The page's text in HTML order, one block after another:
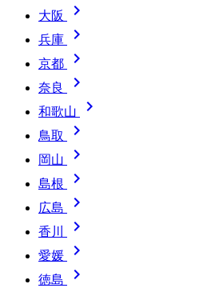
大阪 
兵庫 
京都 
奈良 
和歌山 
鳥取 
岡山 
島根 
広島 
香川 
愛媛 
徳島 